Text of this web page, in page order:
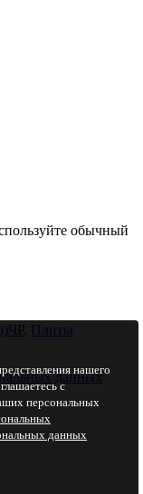
обычный
, Плиты
данных
нашего
с
персональных
данных